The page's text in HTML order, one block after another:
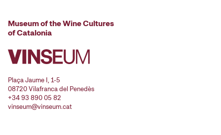
Museum of the Wine Cultures
of Catalonia
Plaça Jaume I, 1-5
08720 Vilafranca del Penedès
+34 93 890 05 82
vinseum@vinseum.cat